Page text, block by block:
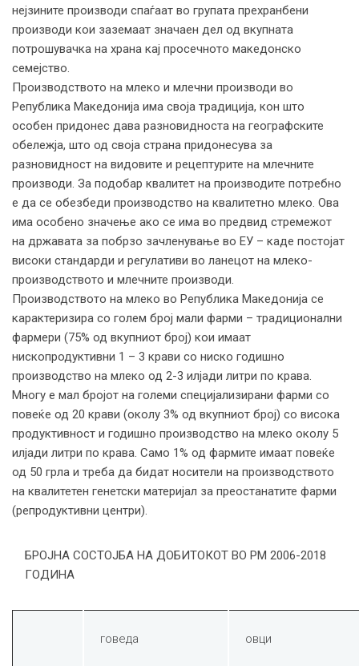
нејзините производи спаѓаат во групата прехранбени
производи кои заземаат значаен дел од вкупната
потрошувачка на храна кај просечното македонско
семејство.
Производството на млеко и млечни производи во
Република Македонија има своја традиција, кон што
особен придонес дава разновидноста на географските
обележја, што од своја страна придонесува за
разновидност на видовите и рецептурите на млечните
производи. За подобар квалитет на производите потребно
е да се обезбеди производство на квалитетно млеко. Ова
има особено значење ако се има во предвид стремежот
на државата за побрзо зачленување во ЕУ – каде постојат
високи стандарди и регулативи во ланецот на млеко-
производството и млечните производи.
Производството на млеко во Република Македонија се
карактеризира со голем број мали фарми – традиционални
фармери (75% од вкупниот број) кои имаат
нископродуктивни 1 – 3 крави со ниско годишно
производство на млеко од 2-3 илјади литри по крава.
Многу е мал бројот на големи специјализирани фарми со
повеќе од 20 крави (околу 3% од вкупниот број) со висока
продуктивност и годишно производство на млеко околу 5
илјади литри по крава. Само 1% од фармите имаат повеќе
од 50 грла и треба да бидат носители на производството
на квалитетен генетски материјал за преостанатите фарми
(репродуктивни центри).
БРОЈНА СОСТОЈБА НА ДОБИТОКОТ ВО РМ 2006-2018
ГОДИНА
говеда овци